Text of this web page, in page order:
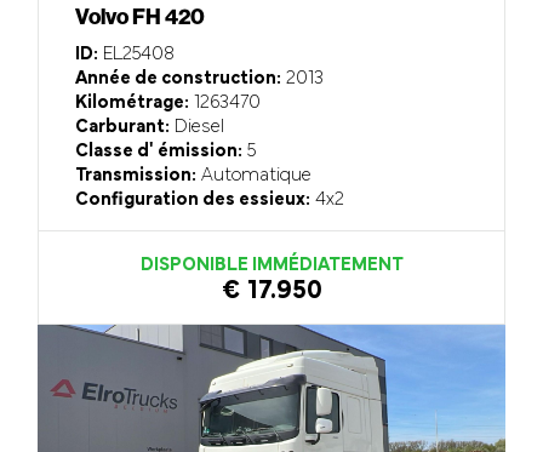
Volvo FH 420
ID: EL25408
Année de construction: 2013
Kilométrage: 1263470
Carburant: Diesel
Classe d' émission: 5
Transmission: Automatique
Configuration des essieux: 4x2
DISPONIBLE IMMÉDIATEMENT
€ 17.950